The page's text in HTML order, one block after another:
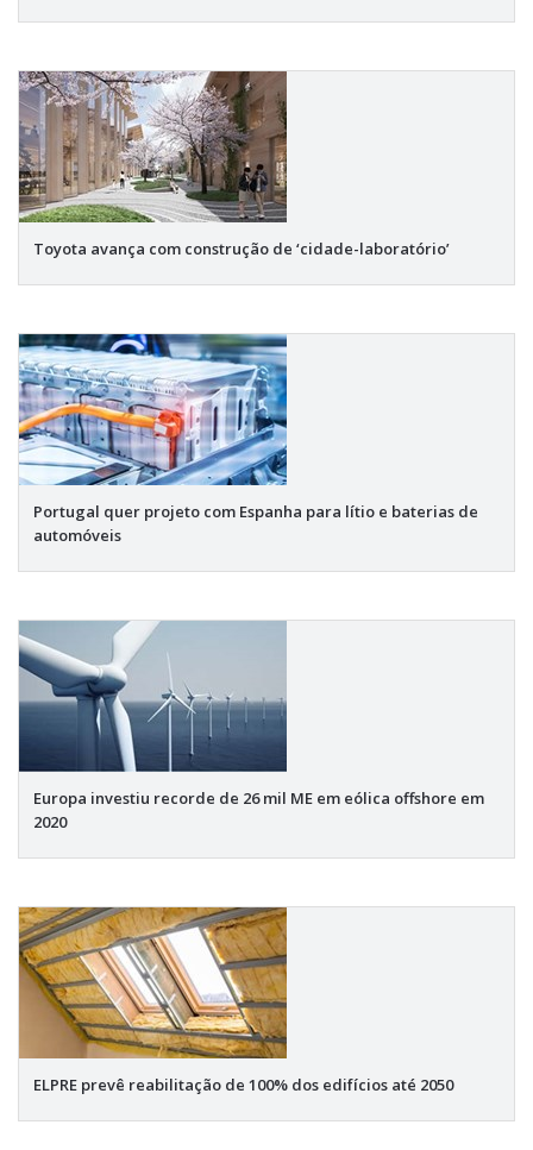
Toyota avança com construção de ‘cidade-laboratório’
Portugal quer projeto com Espanha para lítio e baterias de
automóveis
Europa investiu recorde de 26 mil ME em eólica offshore em
2020
ELPRE prevê reabilitação de 100% dos edifícios até 2050